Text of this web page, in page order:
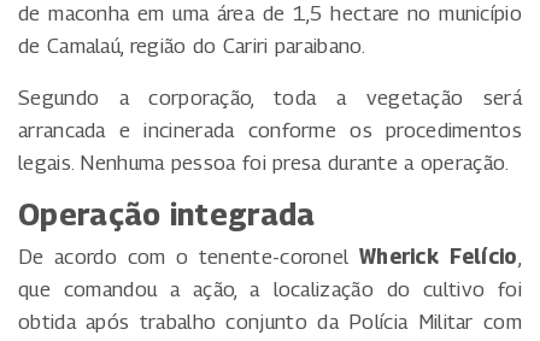
de maconha em uma área de 1,5 hectare no município
de Camalaú, região do Cariri paraibano.
Segundo a corporação, toda a vegetação será
arrancada e incinerada conforme os procedimentos
legais. Nenhuma pessoa foi presa durante a operação.
Operação integrada
De acordo com o tenente-coronel Wherick Felício,
que comandou a ação, a localização do cultivo foi
obtida após trabalho conjunto da Polícia Militar com